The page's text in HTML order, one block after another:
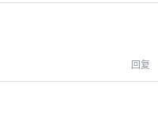
回复
已有帐号？登录